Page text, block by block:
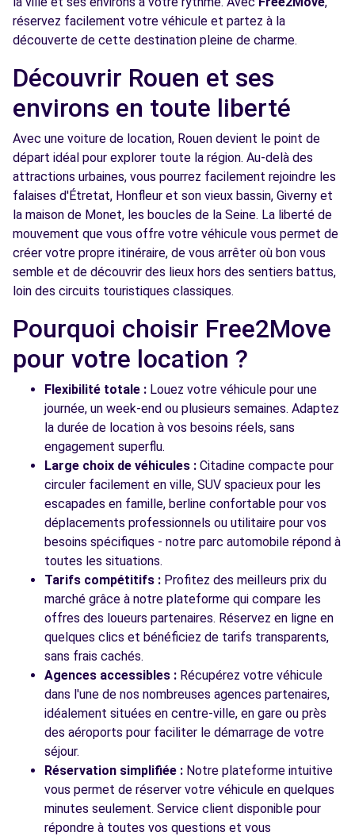
RUE ANTOINE DE LAVOISIER
LE GRAND QUEVILLY, FR-76, 76120
Free2Move Rent - GARAGE DE BAPEAUME -
RUE GUSTAVE EIFFEL - ZONE LEADER
BOIS-GUILLAUME, 76230
Voir l'agence
Free2Move Rent - GARAGE GOUBERT -
DARNETAL (C)
4.3
km
7 RUE SADI CARNOT
Voir l'agence
Voir toutes les agences
réservez facilement votre véhicule et partez à la
découverte de cette destination pleine de charme.
Découvrir Rouen et ses
environs en toute liberté
Avec une voiture de location, Rouen devient le point de
départ idéal pour explorer toute la région. Au-delà des
attractions urbaines, vous pourrez facilement rejoindre les
falaises d'Étretat, Honfleur et son vieux bassin, Giverny et
la maison de Monet, les boucles de la Seine. La liberté de
mouvement que vous offre votre véhicule vous permet de
créer votre propre itinéraire, de vous arrêter où bon vous
semble et de découvrir des lieux hors des sentiers battus,
loin des circuits touristiques classiques.
Pourquoi choisir Free2Move
pour votre location ?
Flexibilité totale : Louez votre véhicule pour une
journée, un week-end ou plusieurs semaines. Adaptez
la durée de location à vos besoins réels, sans
engagement superflu.
Large choix de véhicules : Citadine compacte pour
circuler facilement en ville, SUV spacieux pour les
escapades en famille, berline confortable pour vos
déplacements professionnels ou utilitaire pour vos
besoins spécifiques - notre parc automobile répond à
toutes les situations.
Tarifs compétitifs : Profitez des meilleurs prix du
marché grâce à notre plateforme qui compare les
offres des loueurs partenaires. Réservez en ligne en
quelques clics et bénéficiez de tarifs transparents,
sans frais cachés.
Agences accessibles : Récupérez votre véhicule
dans l'une de nos nombreuses agences partenaires,
idéalement situées en centre-ville, en gare ou près
des aéroports pour faciliter le démarrage de votre
séjour.
Réservation simplifiée : Notre plateforme intuitive
vous permet de réserver votre véhicule en quelques
minutes seulement. Service client disponible pour
répondre à toutes vos questions et vous